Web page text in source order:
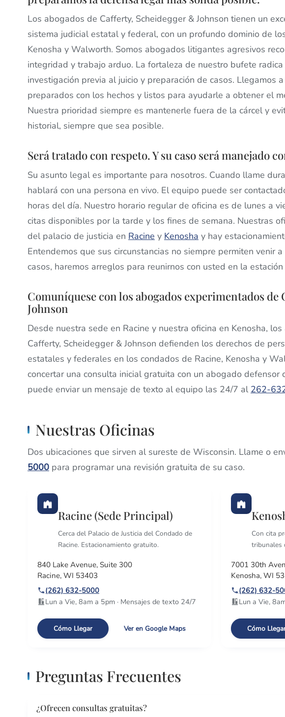
Los abogados de Cafferty, Scheidegger & Johnson tienen un
sistema judicial estatal y federal, con un profundo dominio de
Kenosha y Walworth. Somos abogados litigantes agresivos
integridad y trabajo arduo. La fortaleza de nuestro bufete
investigación previa al juicio y preparación de casos. Llegamos
preparados con los hechos y listos para ayudarle a obtener el
Nuestra prioridad siempre es mantenerle fuera de la cárcel y
historial, siempre que sea posible.
Será tratado con respeto. Y su caso será manejado
Su asunto legal es importante para nosotros. Cuando llame
hablará con una persona en vivo. El equipo puede ser
horas del día. Nuestro horario regular de oficina es de lunes a
citas disponibles por la tarde y los fines de semana. Nuestras
del palacio de justicia en Racine y Kenosha y hay
Entendemos que sus circunstancias no siempre permiten venir
casos, haremos arreglos para reunirnos con usted en la
Comuníquese con los abogados experimentados
Johnson
Desde nuestra sede en Racine y nuestra oficina en Kenosha,
Cafferty, Scheidegger & Johnson defienden los derechos de
estatales y federales en los condados de Racine, Kenosha y
concertar una consulta inicial gratuita con un abogado defensor
puede enviar un mensaje de texto al equipo las 24/7 al 262-
Nuestras Oficinas
Dos ubicaciones que sirven al sureste de Wisconsin. Llame o
5000 para programar una revisión gratuita de su caso.
Racine (Sede Principal)
Cerca del Palacio de Justicia del Condado de
Racine. Estacionamiento gratuito.
840 Lake Avenue, Suite 300
Racine, WI 53403
(262) 632-5000
Lun a Vie, 8am a 5pm · Mensajes de texto 24/7
Cómo Llegar Ver en Google Maps
Con cita
tribunales
7001 30th
Kenosha, WI
(262) 632-
Lun a Vie,
Cómo
Preguntas Frecuentes
¿Ofrecen consultas gratuitas?